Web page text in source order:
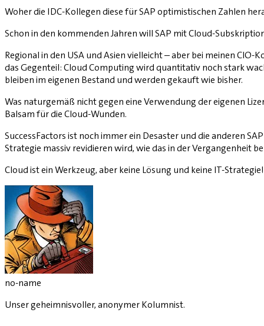
Woher die IDC-Kollegen diese für SAP optimistischen Zahlen
Schon in den kommenden Jahren will SAP mit Cloud-
Regional in den USA und Asien vielleicht – aber bei meinen
das Gegenteil: Cloud Computing wird quantitativ noch stark
bleiben im eigenen Bestand und werden gekauft wie bisher.
Was naturgemäß nicht gegen eine Verwendung der eigenen
Balsam für die Cloud-Wunden.
SuccessFactors ist noch immer ein Desaster und die anderen
Strategie massiv revidieren wird, wie das in der Vergangenheit
Cloud ist ein Werkzeug, aber keine Lösung und keine IT-Strategie!
no-name
Unser geheimnisvoller, anonymer Kolumnist.